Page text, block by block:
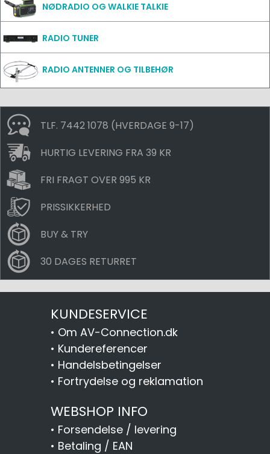
NØDRADIO OG WALKIE TALKIE
RADIO TUNER
RADIO ANTENNER OG TILBEHØR
TLF. 7442 1078 (HVERDAGE 9-17)
HURTIG LEVERING FRA 39 KR
FRI FRAGT OVER 995 KR
PRISSIKKERHED
BUY & TRY
30 DAGES RETURRET
KUNDESERVICE
• Om AV-Connection.dk
• Kundereferencer
• Handelsbetingelser
• Fortrydelse og reklamation
WEBSHOP INFO
• Forsendelse / levering
• Betaling / EAN